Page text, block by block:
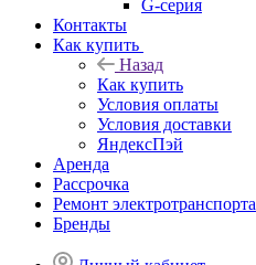
G-серия
Контакты
Как купить
Назад
Как купить
Условия оплаты
Условия доставки
ЯндексПэй
Аренда
Рассрочка
Ремонт электротранспорта
Бренды